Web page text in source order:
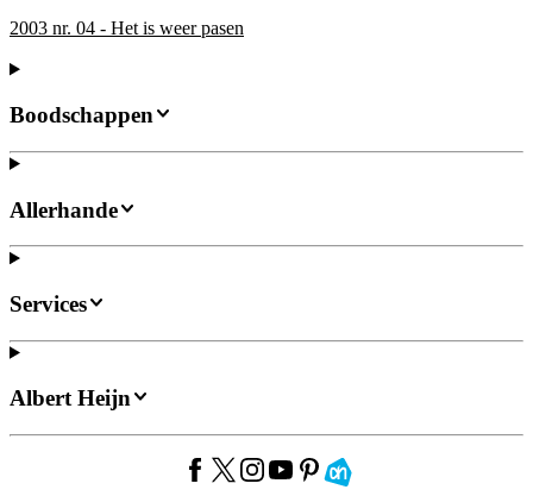
2003 nr. 04 - Het is weer pasen
Boodschappen
Allerhande
Services
Albert Heijn